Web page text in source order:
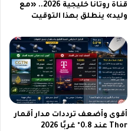
قناة روتانا خليجية 2026.. «مع
وليد» ينطلق بهذا التوقيت
أقوى وأضعف ترددات مدار أقمار
Thor عند 0.8° غربًا 2026